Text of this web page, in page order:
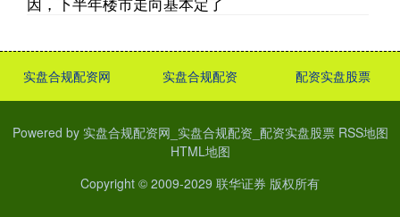
实盘合规配资网 实盘合规配资 配资实盘股票
Powered by 实盘合规配资网_实盘合规配资_配资实盘股票 RSS地图
HTML地图
Copyright © 2009-2029 联华证券 版权所有